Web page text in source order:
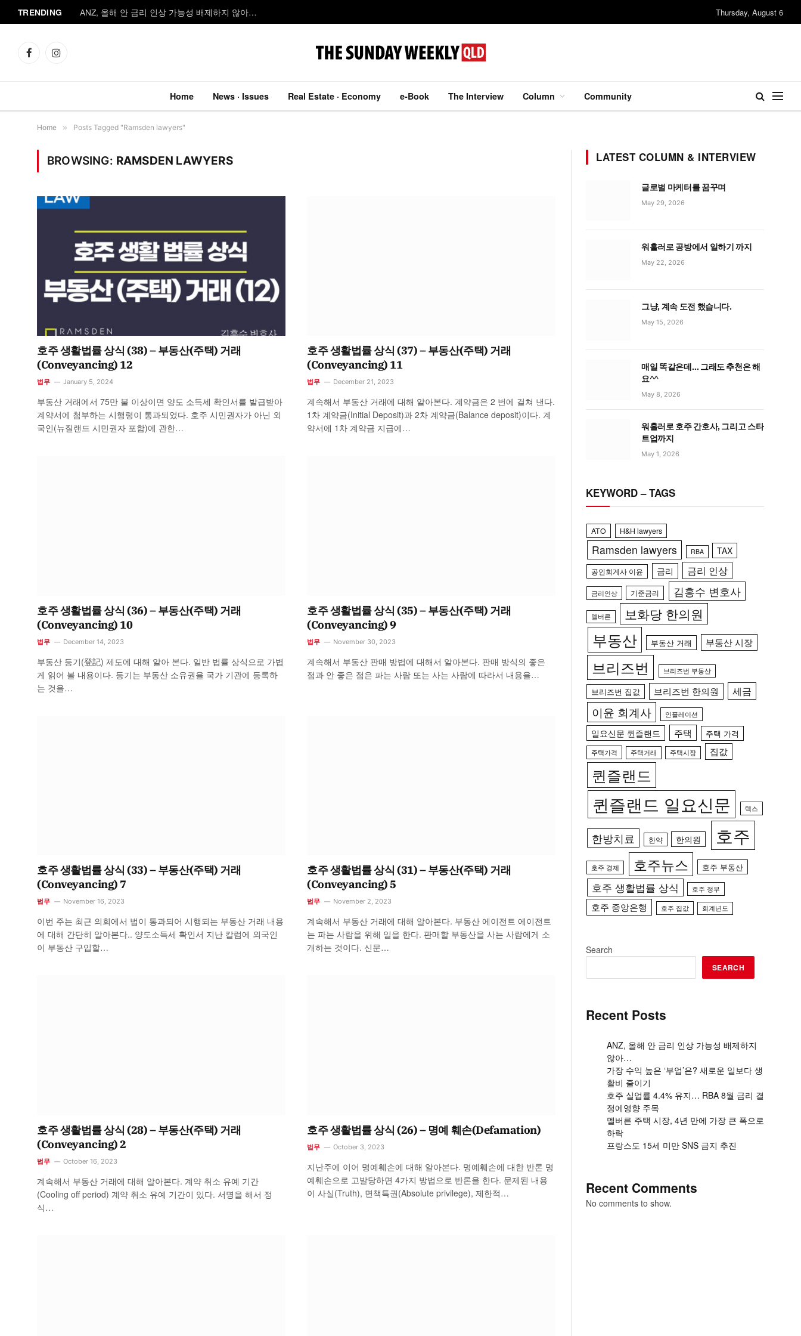
TRENDING ANZ, 올해 안 금리 인상 가능성 배제하지 않아… Thursday, August 6
FacebookInstagram
Home News · Issues Real Estate · Economy e-Book The Interview Column Community
Home » Posts Tagged "Ramsden lawyers"
BROWSING: RAMSDEN LAWYERS
호주 생활법률 상식 (38) – 부동산(주택) 거래
(Conveyancing) 12
법무 January 5, 2024
부동산 거래에서 75만 불 이상이면 양도 소득세 확인서를 발급받아
계약서에 첨부하는 시행령이 통과되었다. 호주 시민권자가 아닌 외
국인(뉴질랜드 시민권자 포함)에 관한…
호주 생활법률 상식 (37) – 부동산(주택) 거래
(Conveyancing) 11
법무 December 21, 2023
계속해서 부동산 거래에 대해 알아본다. 계약금은 2 번에 걸쳐 낸다.
1차 계약금(Initial Deposit)과 2차 계약금(Balance deposit)이다. 계
약서에 1차 계약금 지급에…
호주 생활법률 상식 (36) – 부동산(주택) 거래
(Conveyancing) 10
법무 December 14, 2023
부동산 등기(登記) 제도에 대해 알아 본다. 일반 법률 상식으로 가볍
게 읽어 볼 내용이다. 등기는 부동산 소유권을 국가 기관에 등록하
는 것을…
호주 생활법률 상식 (35) – 부동산(주택) 거래
(Conveyancing) 9
법무 November 30, 2023
계속해서 부동산 판매 방법에 대해서 알아본다. 판매 방식의 좋은
점과 안 좋은 점은 파는 사람 또는 사는 사람에 따라서 내용을…
호주 생활법률 상식 (33) – 부동산(주택) 거래
(Conveyancing) 7
법무 November 16, 2023
이번 주는 최근 의회에서 법이 통과되어 시행되는 부동산 거래 내용
에 대해 간단히 알아본다.. 양도소득세 확인서 지난 칼럼에 외국인
이 부동산 구입할…
호주 생활법률 상식 (31) – 부동산(주택) 거래
(Conveyancing) 5
법무 November 2, 2023
계속해서 부동산 거래에 대해 알아본다. 부동산 에이전트 에이전트
는 파는 사람을 위해 일을 한다. 판매할 부동산을 사는 사람에게 소
개하는 것이다. 신문…
호주 생활법률 상식 (28) – 부동산(주택) 거래
(Conveyancing) 2
법무 October 16, 2023
계속해서 부동산 거래에 대해 알아본다. 계약 취소 유예 기간
(Cooling off period) 계약 취소 유예 기간이 있다. 서명을 해서 정
식…
호주 생활법률 상식 (26) – 명예 훼손(Defamation)
법무 October 3, 2023
지난주에 이어 명예훼손에 대해 알아본다. 명예훼손에 대한 반론 명
예훼손으로 고발당하면 4가지 방법으로 반론을 한다. 문제된 내용
이 사실(Truth), 면책특권(Absolute privilege), 제한적…
LATEST COLUMN & INTERVIEW
글로벌 마케터를 꿈꾸며
May 29, 2026
워홀러로 공방에서 일하기 까지
May 22, 2026
그냥, 계속 도전 했습니다.
May 15, 2026
매일 똑같은데… 그래도 추천은 해
요^^
May 8, 2026
워홀러로 호주 간호사, 그리고 스타
트업까지
May 1, 2026
KEYWORD – TAGS
ATO H&H lawyers
Ramsden lawyers RBA TAX
공인회계사 이윤 금리 금리 인상
금리인상 기준금리 김흥수 변호사
멜버른 보화당 한의원
부동산 부동산 거래 부동산 시장
브리즈번 브리즈번 부동산
브리즈번 집값 브리즈번 한의원 세금
이윤 회계사 인플레이션
일요신문 퀸즐랜드 주택 주택 가격
주택가격 주택거래 주택시장 집값
퀸즐랜드
퀸즐랜드 일요신문 텍스
한방치료 한약 한의원 호주
호주 경제 호주뉴스 호주 부동산
호주 생활법률 상식 호주 정부
호주 중앙은행 호주 집값 회계년도
Search
SEARCH
Recent Posts
ANZ, 올해 안 금리 인상 가능성 배제하지
않아…
가장 수익 높은 ‘부업’은? 새로운 일보다 생
활비 줄이기
호주 실업률 4.4% 유지… RBA 8월 금리 결
정에영향 주목
멜버른 주택 시장, 4년 만에 가장 큰 폭으로
하락
프랑스도 15세 미만 SNS 금지 추진
Recent Comments
No comments to show.